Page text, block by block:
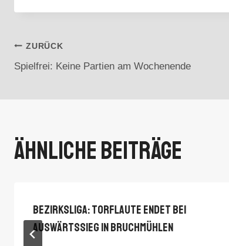
Beitragsnavigation
ZURÜCK
Spielfrei: Keine Partien am Wochenende
Ähnliche Beiträge
Bezirksliga: Torflaute Endet Bei
Auswärtssieg In Bruchmühlen